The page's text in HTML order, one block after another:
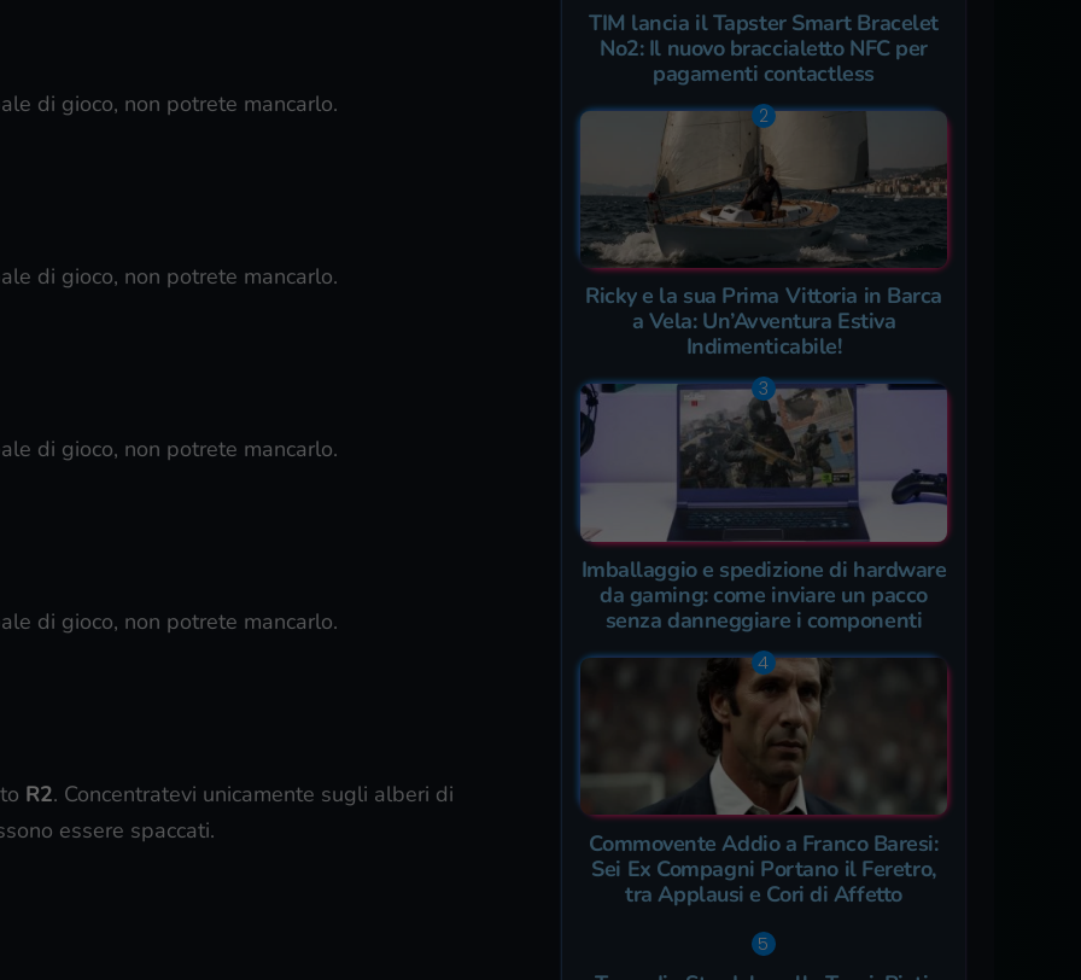
di gioco, non potrete mancarlo.
di gioco, non potrete mancarlo.
di gioco, non potrete mancarlo.
di gioco, non potrete mancarlo.
R2. Concentratevi unicamente sugli alberi di
essere spaccati.
TIM lancia il Tapster Smart Bracelet
No2: Il nuovo braccialetto NFC per
pagamenti contactless
Ricky e la sua Prima Vittoria in Barca
a Vela: Un’Avventura Estiva
Indimenticabile!
Imballaggio e spedizione di hardware
da gaming: come inviare un pacco
senza danneggiare i componenti
Commovente Addio a Franco Baresi:
Sei Ex Compagni Portano il Feretro,
tra Applausi e Cori di Affetto